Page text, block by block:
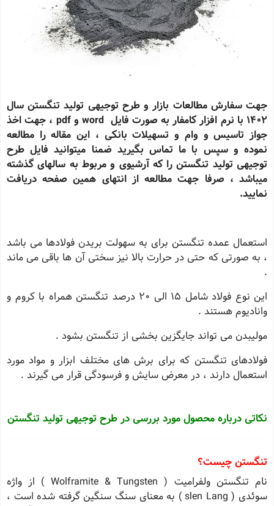
جهت سفارش مطالعات بازار و طرح توجیهی تولید تنگستن سال
1402 با نرم افزار کامفار به صورت فایل word و pdf ، جهت اخذ
جواز تاسیس و وام و تسهیلات بانکی ، این مقاله را مطالعه
نموده و سپس با ما تماس بگیرید ضمنا میتوانید فایل طرح
توجیهی تولید تنگستن را که آرشیوی و مربوط به سالهای گذشته
میباشد ، صرفا جهت مطالعه از انتهای همین صفحه دریافت
نمایید.
استعمال عمده تنگستن برای به سهولت بریدن فولادها می باشد
، به صورتی که حتی در حرارت بالا نیز سختی آن ها باقی می ماند
.
این نوع فولاد شامل 15 الی 20 درصد تنگستن همراه با کروم و
وانادیوم هستند .
مولیبدن می تواند جایگزین بخشی از تنگستن بشود .
فولادهای تنگستن که برای برش های مختلف ابزار و مواد مورد
استعمال دارند ، در معرض سایش و فرسودگی قرار می گیرند .
نکاتی درباره محصول مورد بررسی در طرح توجیهی تولید تنگستن
تنگستن چیست؟
نام تنگستن ولفرامیت ( Wolframite & Tungsten ) از واژه
سوئدی ( slen Lang ) به معنای سنگ سنگین گرفته شده است ،